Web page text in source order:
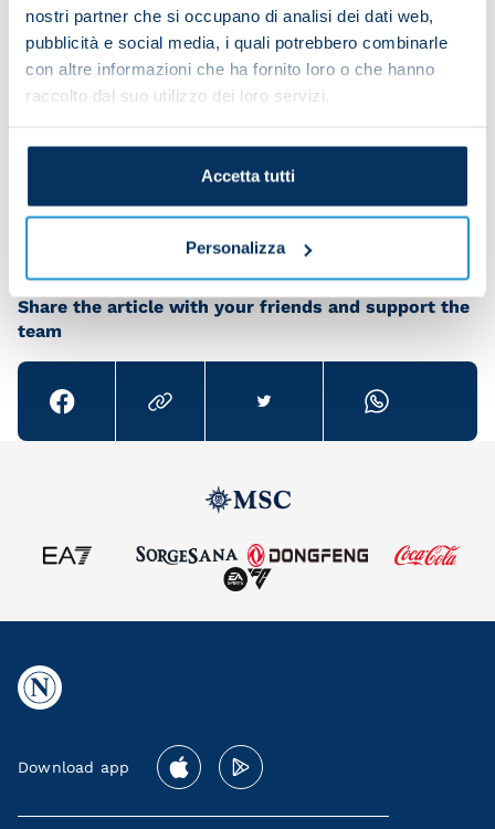
nostri partner che si occupano di analisi dei dati web,
pubblicità e social media, i quali potrebbero combinarle
con altre informazioni che ha fornito loro o che hanno
raccolto dal suo utilizzo dei loro servizi.
Accetta tutti
Personalizza
match on a small pitch.
undergo tests on Friday.
Share the article with your friends and support the
team
Download app